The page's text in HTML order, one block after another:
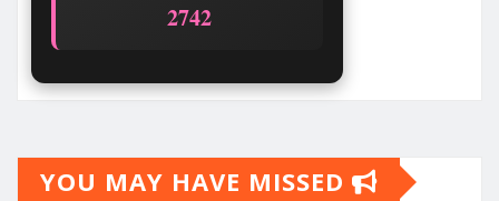
2742
YOU MAY HAVE MISSED